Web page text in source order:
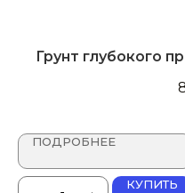
Грунт глубокого
ПОДРОБНЕЕ
КУПИТЬ